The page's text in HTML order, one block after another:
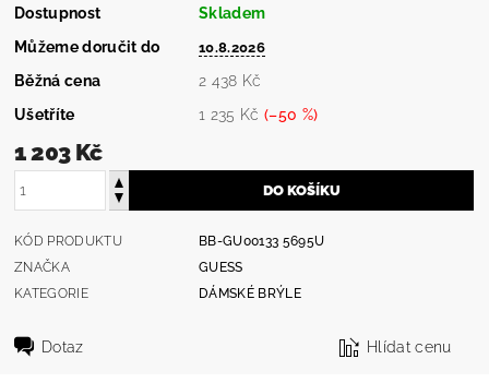
Dostupnost
Skladem
Můžeme doručit do
10.8.2026
Běžná cena
2 438 Kč
Ušetříte
1 235 Kč (–50 %)
1 203 Kč
KÓD PRODUKTU
BB-GU00133 5695U
ZNAČKA
GUESS
KATEGORIE
DÁMSKÉ BRÝLE
Dotaz Hlídat cenu